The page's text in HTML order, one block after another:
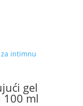
gel
ml